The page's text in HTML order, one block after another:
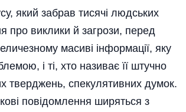
який забрав тисячі людських
про виклики й загрози, перед
масиві інформації, яку
і ті, хто називає її штучно
тверджень, спекулятивних думок.
повідомлення ширяться з